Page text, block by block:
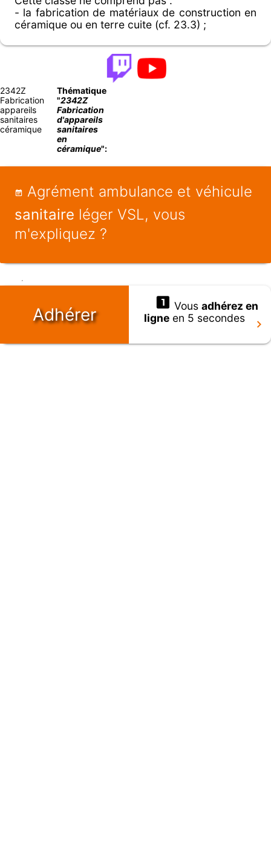
- la fabrication de matériaux de construction en
céramique ou en terre cuite (cf. 23.3) ;
2342Z
Fabrication
appareils
sanitaires
céramique
Thématique
"2342Z
Fabrication
d'appareils
sanitaires
en
céramique":
Agrément ambulance et véhicule
sanitaire léger VSL, vous
m'expliquez ?
Adhérer Vousadhérez en
ligneen 5 secondes